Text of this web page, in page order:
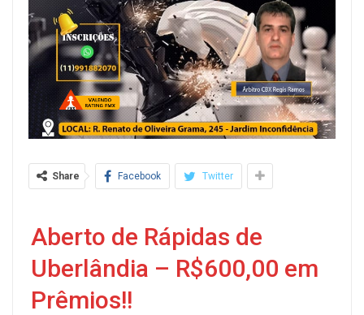
Share Facebook Twitter
Aberto de Rápidas de
Uberlândia – R$600,00 em
Prêmios!!